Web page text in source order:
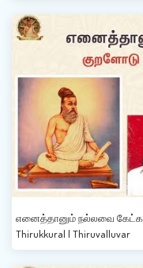
எனைத்தானும் நல்லவை கேட்க -
Thirukkural | Thiruvalluvar